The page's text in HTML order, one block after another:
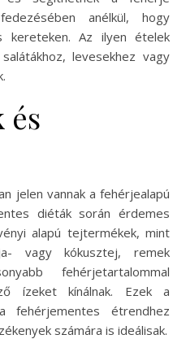
anélkül, hogy
kereteken. Az ilyen ételek
levesekhez vagy
és
jelen vannak a fehérjealapú
diéták során érdemes
alapú tejtermékek, mint
vagy kókusztej, remek
fehérjetartalommal
ízeket kínálnak. Ezek a
fehérjementes étrendhez
számára is ideálisak.